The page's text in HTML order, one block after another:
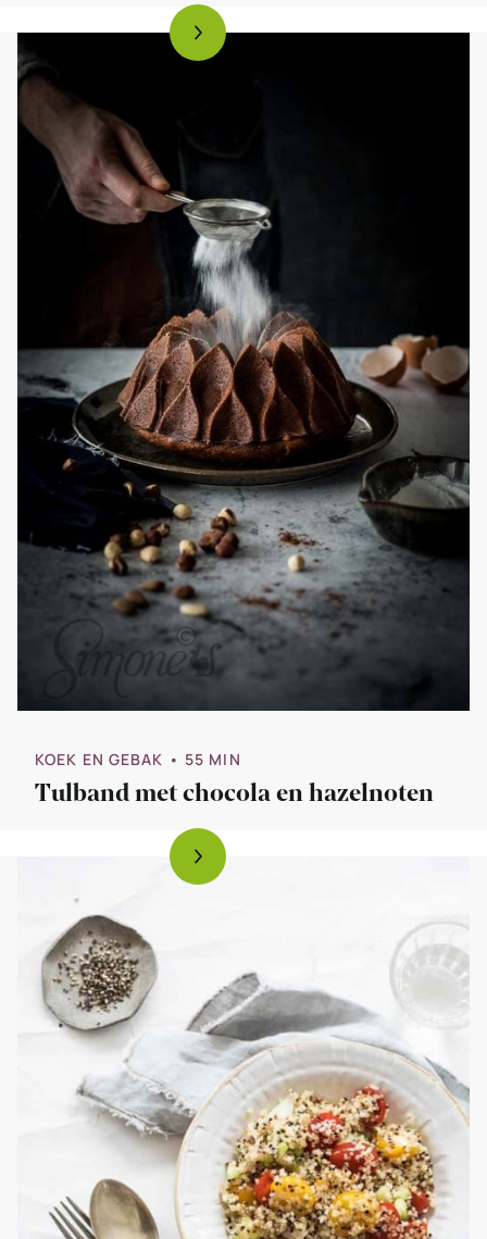
KOEK EN GEBAK • 55 MIN
Tulband met chocola en hazelnoten